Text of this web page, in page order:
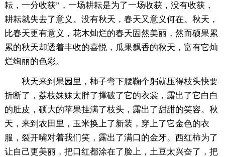
耘，一分收获”，一场耕耘是为了一场收获，没有收获，
耕耘就失去了意义。没有秋天，春天又意义何在。秋天，
比春天更有意义，花木灿烂的春天固然美丽，然而硕果累
累的秋天却透着丰收的喜悦，瓜果飘香的秋天，富有它灿
烂绚丽的色彩。
秋天来到果园里，柿子弯下腰鞠个躬就压得枝头快要
折断了，荔枝妹妹太胖了撑破了它的衣裳，露出了它白白
的肚皮，硕大的苹果挂满了枝头，露出了甜甜的笑容。秋
天，来到农田里，玉米换上了新装，穿上了它金色的衣
服，裂开嘴对着我们笑，露出了满口的金牙。西红柿为了
让自己更美丽，把口红都涂在了脸上，土豆太兴奋了，把